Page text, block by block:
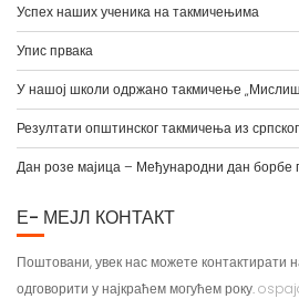
Успех наших ученика на такмичењима
Упис првака
У нашој школи одржано такмичење
Резултати општинског такмичења из
Дан розе мајица – Међународни дан
Е- МЕЈЛ КОНТАКТ
Поштовани, увек нас можете контактирати
одговорити у најкраћем могућем року.